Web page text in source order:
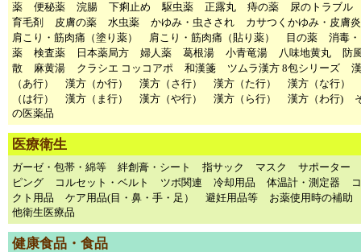
薬
便秘薬 浣腸 下痢止め 駆虫薬 正露丸 痔の薬
尿のトラブル
育毛剤
皮膚の薬 水虫薬 かゆみ・虫さされ
カサつくかゆみ・皮膚
肩こり・筋肉痛（塗り薬）
肩こり・筋肉痛（貼り薬） 目の薬
消毒
薬
検査薬 日本薬局方 婦人薬 葛根湯 小青竜湯 八味地黄丸
防
散
麻黄湯 クラシエ コッコアポ 和漢箋 ツムラ漢方 8包シリーズ
（あ行）
漢方（か行） 漢方（さ行） 漢方（た行）
漢方（な行）
（は行）
漢方（ま行） 漢方（や行） 漢方（ら行） 漢方（わ行)
の医薬品
医療衛生
ガーゼ・包帯・綿等 絆創膏・シート 指サック マスク
サポーター
ピング
コルセット・ベルト ツボ関連 冷却用品 体温計・測定器
クト用品
ケア用品(目・鼻・手・足） 避妊用品等
お薬使用時の補助
他衛生医療品
健康食品・食品